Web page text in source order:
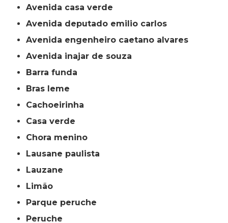
avenida casa verde
avenida deputado emilio carlos
avenida engenheiro caetano alvares
avenida inajar de souza
barra funda
bras leme
cachoeirinha
casa verde
chora menino
lausane paulista
lauzane
limão
parque peruche
peruche